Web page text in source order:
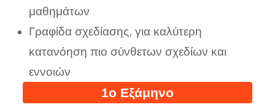
μαθημάτων
Γραφίδα σχεδίασης, για καλύτερη
κατανόηση πιο σύνθετων σχεδίων και
εννοιών
1ο Εξάμηνο